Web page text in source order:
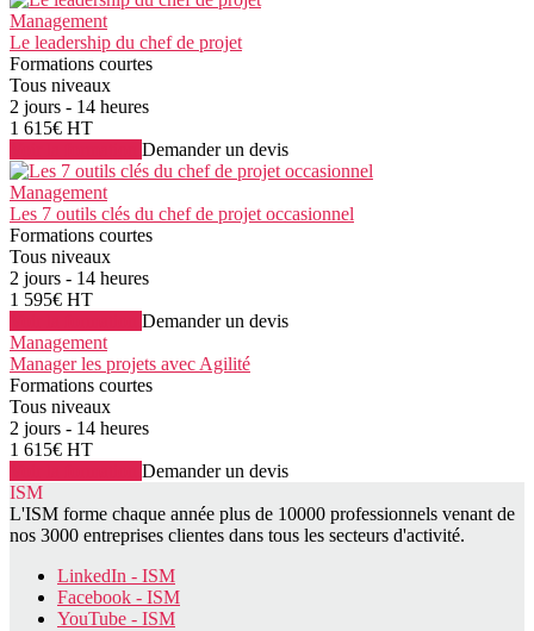
Management
Le leadership du chef de projet
Formations courtes
Tous niveaux
2 jours - 14 heures
1 615€ HT
Demander un devis
Management
Les 7 outils clés du chef de projet occasionnel
Formations courtes
Tous niveaux
2 jours - 14 heures
1 595€ HT
Demander un devis
Management
Manager les projets avec Agilité
Formations courtes
Tous niveaux
2 jours - 14 heures
1 615€ HT
Demander un devis
ISM
L'ISM forme chaque année plus de 10000 professionnels venant de
nos 3000 entreprises clientes dans tous les secteurs d'activité.
LinkedIn - ISM
Facebook - ISM
YouTube - ISM